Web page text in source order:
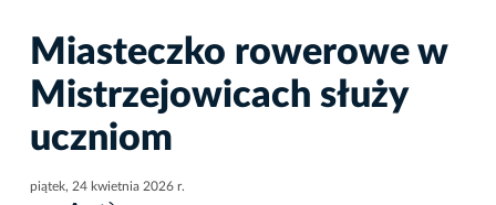
Miasteczko rowerowe w
Mistrzejowicach służy
uczniom
piątek, 24 kwietnia 2026 r.